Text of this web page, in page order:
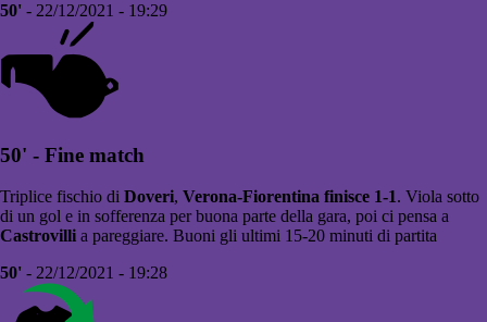
50' - 22/12/2021 - 19:29
50' - Fine match
Triplice fischio di Doveri, Verona-Fiorentina finisce 1-1. Viola sotto
di un gol e in sofferenza per buona parte della gara, poi ci pensa a
Castrovilli a pareggiare. Buoni gli ultimi 15-20 minuti di partita
50' - 22/12/2021 - 19:28